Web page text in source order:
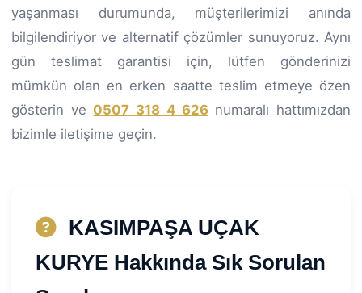
yaşanması durumunda, müşterilerimizi anında
bilgilendiriyor ve alternatif çözümler sunuyoruz. Aynı
gün teslimat garantisi için, lütfen gönderinizi
mümkün olan en erken saatte teslim etmeye özen
gösterin ve 0507 318 4 626numaralı hattımızdan
bizimle iletişime geçin.
KASIMPAŞA UÇAK
KURYE Hakkında Sık Sorulan